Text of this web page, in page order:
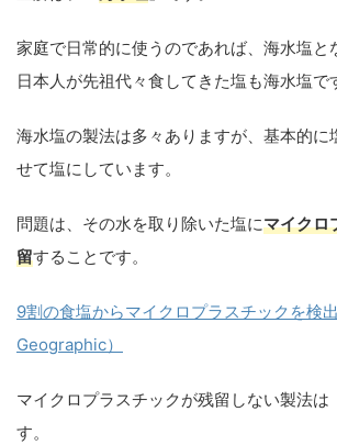
家庭で日常的に使うのであれば、海水塩と
日本人が先祖代々食してきた塩も海水塩で
海水塩の製法は多々ありますが、基本的に
せて塩にしています。
問題は、その水を取り除いた塩にマイクロ
留することです。
9割の食塩からマイクロプラスチックを検
Geographic）
マイクロプラスチックが残留しない製法は
す。